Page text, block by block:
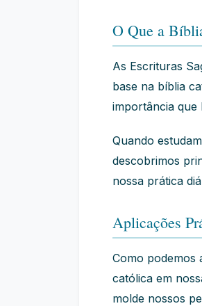
O Que a
As Escrituras
base na bíblia
importância que
Quando
descobrimos
nossa prática
Aplicações
Como podemos
católica em
molde nossos